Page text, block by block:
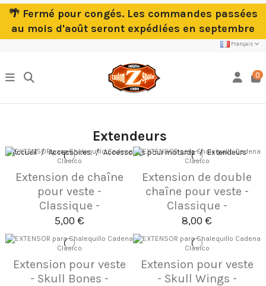
🌴 Fermé pour congés. Les commandes passées
au mois d'août seront expédiées en septembre
Français
0
Extendeurs
Accueil Accessoires Accessoires pour motards Extendeurs
Extension de chaîne
pour veste -
Classique -
5,00 €
Extension de double
chaîne pour veste -
Classique -
8,00 €
Extension pour veste
- Skull Bones -
Extension pour veste
- Skull Wings -